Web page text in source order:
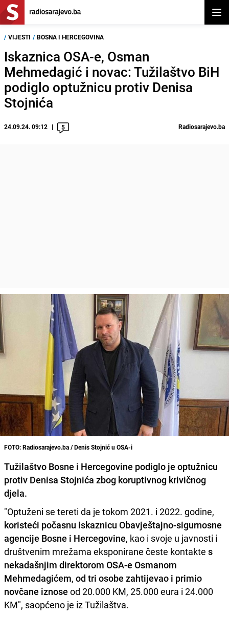
/ VIJESTI / BOSNA I HERCEGOVINA
Iskaznica OSA-e, Osman
Mehmedagić i novac: Tužilaštvo BiH
podiglo optužnicu protiv Denisa
Stojnića
24.09.24. 09:12 5 Radiosarajevo.ba
FOTO: Radiosarajevo.ba / Denis Stojnić u OSA-i
Tužilaštvo Bosne i Hercegovine podiglo je optužnicu
protiv Denisa Stojnića zbog koruptivnog krivičnog
djela.
"Optuženi se tereti da je tokom 2021. i 2022. godine,
koristeći počasnu iskaznicu Obavještajno-sigurnosne
agencije Bosne i Hercegovine, kao i svoje u javnosti i
društvenim mrežama eksponirane česte kontakte s
nekadašnjim direktorom OSA-e Osmanom
Mehmedagićem, od tri osobe zahtijevao i primio
novčane iznose od 20.000 KM, 25.000 eura i 24.000
KM", saopćeno je iz Tužilaštva.